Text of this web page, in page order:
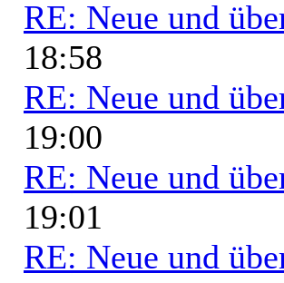
RE: Neue und
18:58
RE: Neue und
19:00
RE: Neue und
19:01
RE: Neue und